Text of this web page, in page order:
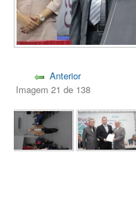
Anterior
Imagem 21 de 138